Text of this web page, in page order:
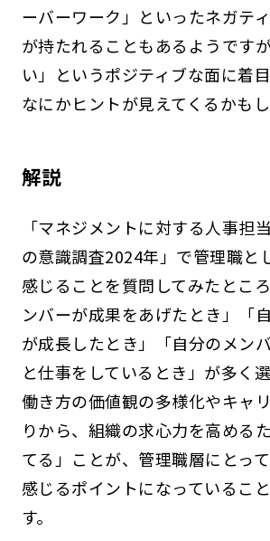
ーバーワーク」といったネガテ
が持たれることもあるようです
い」というポジティブな面に着目
なにかヒントが見えてくるかもし
解説
「マネジメントに対する人事担
の意識調査2024年」で管理職と
感じることを質問してみたとこ
ンバーが成果をあげたとき」「
が成長したとき」「自分のメン
と仕事をしているとき」が多く
働き方の価値観の多様化やキャ
りから、組織の求心力を高める
てる」ことが、管理職層にとっ
感じるポイントになっているこ
す。